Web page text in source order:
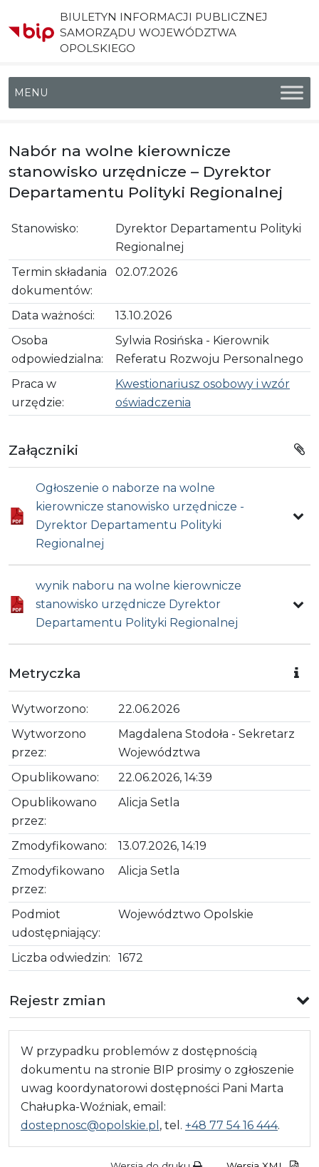
BIULETYN INFORMACJI PUBLICZNEJ
SAMORZĄDU WOJEWÓDZTWA
OPOLSKIEGO
Menu główne
Nabór na wolne kierownicze
stanowisko urzędnicze – Dyrektor
Departamentu Polityki Regionalnej
Stanowisko:
Dyrektor Departamentu Polityki
Regionalnej
Termin składania
dokumentów:
02.07.2026
Data ważności:
13.10.2026
Osoba
odpowiedzialna:
Sylwia Rosińska - Kierownik
Referatu Rozwoju Personalnego
Praca w
urzędzie:
Kwestionariusz osobowy i wzór
oświadczenia
Załączniki
Ogłoszenie o naborze na wolne
kierownicze stanowisko urzędnicze -
Dyrektor Departamentu Polityki
Regionalnej
wynik naboru na wolne kierownicze
stanowisko urzędnicze Dyrektor
Departamentu Polityki Regionalnej
Metryczka
Wytworzono:
22.06.2026
Wytworzono
przez:
Magdalena Stodoła - Sekretarz
Województwa
Opublikowano:
22.06.2026, 14:39
Opublikowano
przez:
Alicja Setla
Zmodyfikowano:
13.07.2026, 14:19
Zmodyfikowano
przez:
Alicja Setla
Podmiot
udostępniający:
Województwo Opolskie
Liczba odwiedzin: 1672
Rejestr zmian
W przypadku problemów z dostępnością
dokumentu na stronie BIP prosimy o zgłoszenie
uwag koordynatorowi dostępności Pani Marta
Chałupka-Woźniak, email:
dostepnosc@opolskie.pl , tel. +48 77 54 16 444.